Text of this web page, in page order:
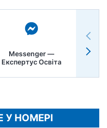
Messenger —
Експертус Освіта
У НОМЕРІ